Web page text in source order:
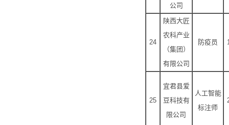
公司
24
陕西大匠
农科产业
（集团）
有限公司
防疫员
25
宜君县爱
豆科技有
限公司
人工智能
标注师